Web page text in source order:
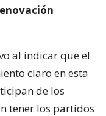
al indicar que el
claro en esta
de los
tener los partidos